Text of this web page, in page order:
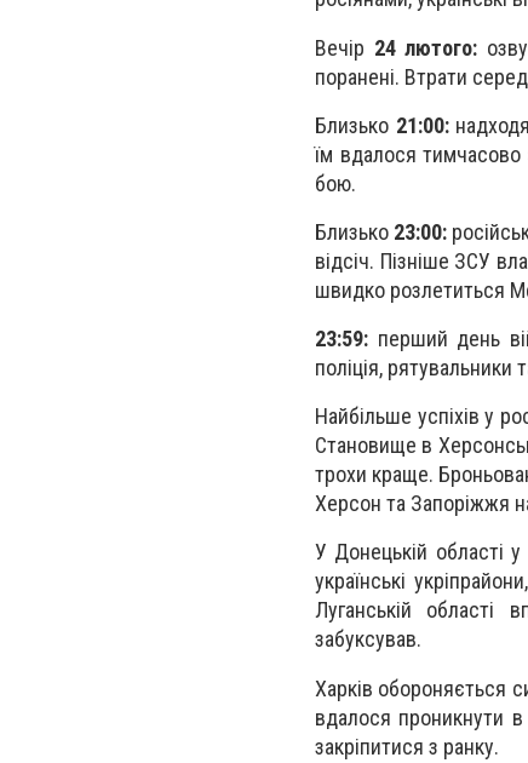
Вечір 24 лютого:
поранені. Втрати
Близько 21:00:
їм вдалося тимчасово
бою.
Близько 23:00:
відсіч. Пізніше ЗСУ
швидко розлетиться
23:59: перший день
поліція, рятувальники
Найбільше успіхів у
Становище в
трохи краще.
Херсон та Запоріжжя
У Донецькій області у
українські
Луганській області
забуксував.
Харків обороняється
вдалося проникнути в
закріпитися з ранку.